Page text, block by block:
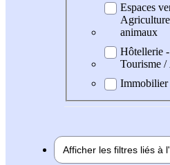
Espaces
animaux
Hôtellerie
Tourisme
Immobilier
Afficher les filtres liés à l'